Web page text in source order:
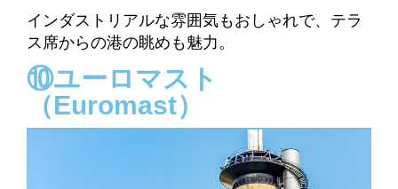
インダストリアルな雰囲気もおしゃれで、テラ
ス席からの港の眺めも魅力。
⑩ユーロマスト
（Euromast）